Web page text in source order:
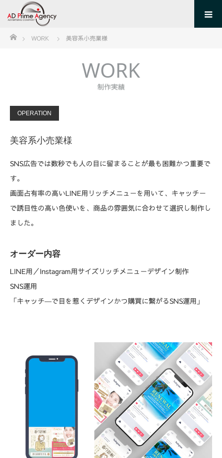
ホームWORK 美容系小売業様
WORK
制作実績
OPERATION
美容系小売業様
SNS広告では数秒でも人の目に留まることが最も困難かつ重要で
す。
画面占有率の高いLINE用リッチメニューを用いて、キャッチー
で誘目性の高い色使いを、商品の雰囲気に合わせて選択し制作し
ました。
オーダー内容
LINE用／Instagram用サイズリッチメニューデザイン制作
SNS運用
「キャッチ―で目を惹くデザインかつ購買に繋がるSNS運用」